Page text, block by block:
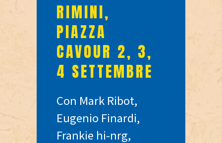
RIMINI,
PIAZZA
CAVOUR 2, 3,
4 SETTEMBRE
Con Mark Ribot,
Eugenio Finardi,
Frankie hi-nrg,